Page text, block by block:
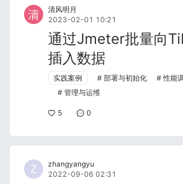
清风明月
2023-02-01 10:21
通过Jmeter批量向
插入数据
实践案例 部署与初始化 性能
管理与运维
5 0
zhangyangyu
2022-09-06 02:31